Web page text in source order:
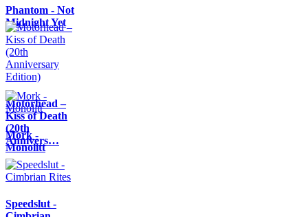
Phantom - Not
Midnight Yet
Motörhead –
Kiss of Death
(20th
Annivers…
Mork -
Monolitt
Speedslut -